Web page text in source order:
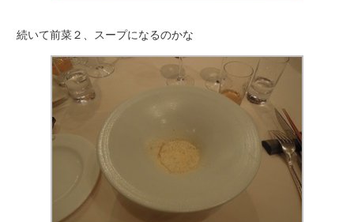
続いて前菜２、スープになるのかな